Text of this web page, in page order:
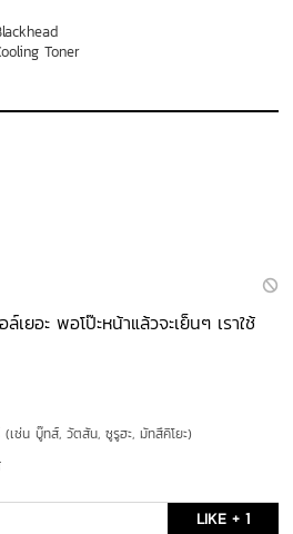
Toner
ยอะ พอโป๊ะหน้าแล้วจะเย็นๆ เราใช้
เช่น บู๊ทส์, วัตสัน, ซูรูฮะ, มัทสึคิโยะ)
LIKE + 1